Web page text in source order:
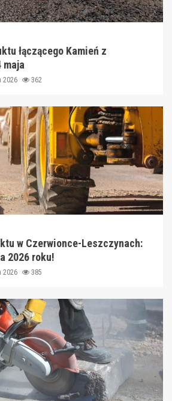
łączącego Kamień z
maja
2026 362
w Czerwionce-Leszczynach:
2026 roku!
2026 385